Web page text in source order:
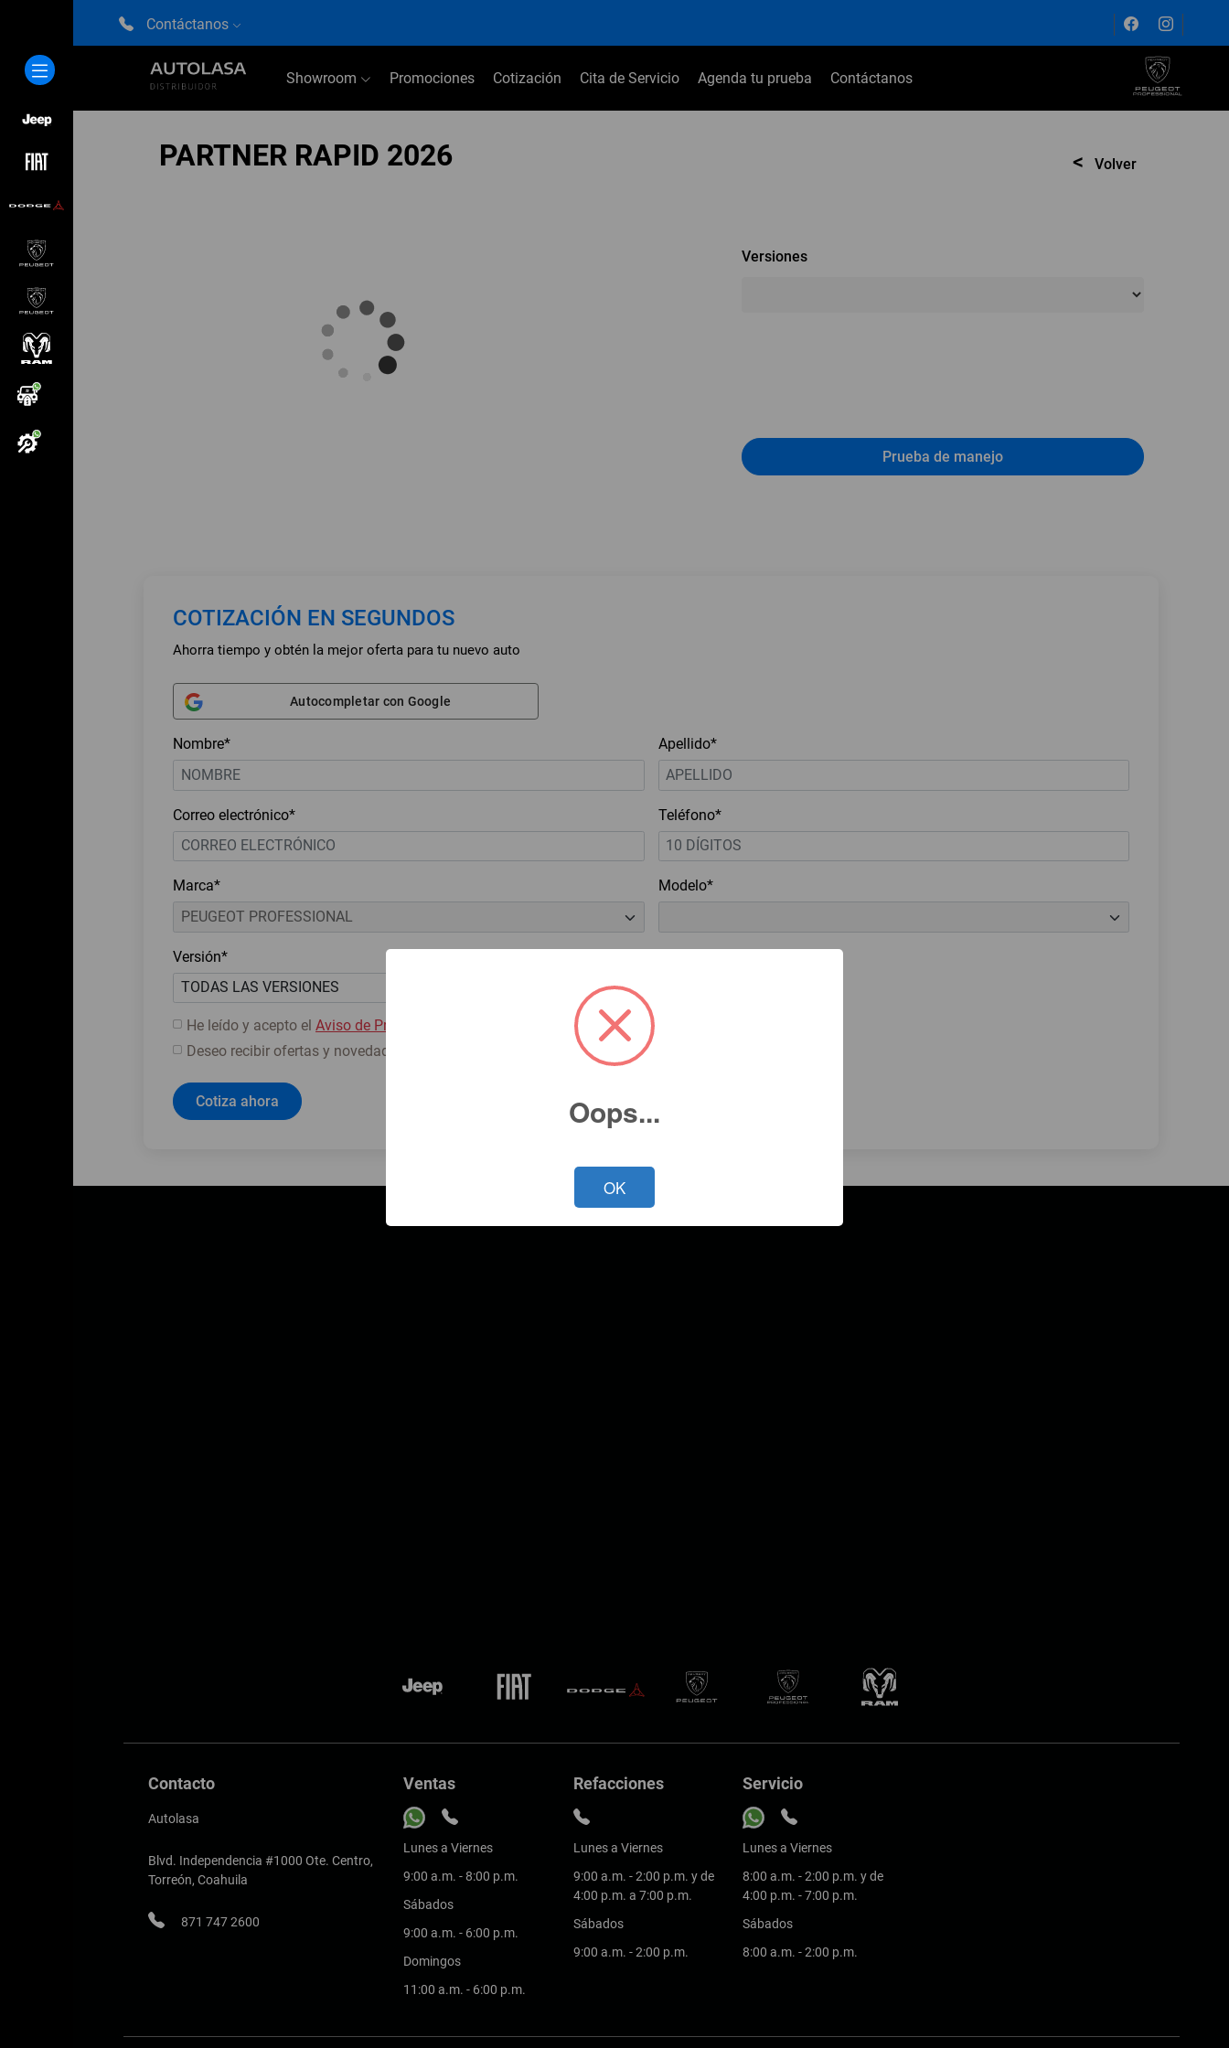
Contáctanos
Showroom Promociones Cotización Cita de Servicio Agenda tu prueba Contáctanos
PARTNER RAPID 2026 < Volver
Versiones
Prueba de manejo
COTIZACIÓN EN SEGUNDOS
Ahorra tiempo y obtén la mejor oferta para tu nuevo auto
Autocompletar con Google
Nombre* Apellido*
Correo electrónico* Teléfono*
Marca* Modelo*
Versión*
He leído y acepto el Aviso de Privacidad*
Deseo recibir ofertas y novedades.
Cotiza ahora
Contacto
Autolasa
Blvd. Independencia #1000 Ote. Centro,
Torreón, Coahuila
871 747 2600
Ventas
Lunes a Viernes
9:00 a.m. - 8:00 p.m.
Sábados
9:00 a.m. - 6:00 p.m.
Domingos
11:00 a.m. - 6:00 p.m.
Refacciones
Lunes a Viernes
9:00 a.m. - 2:00 p.m. y de
4:00 p.m. a 7:00 p.m.
Sábados
9:00 a.m. - 2:00 p.m.
Servicio
Lunes a Viernes
8:00 a.m. - 2:00 p.m. y de
4:00 p.m. - 7:00 p.m.
Sábados
8:00 a.m. - 2:00 p.m.
Oops...
OK